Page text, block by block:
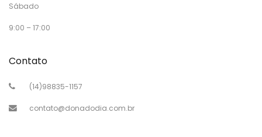
Sábado
9:00 – 17:00
Contato
(14)98835-1157
contato@donadodia.com.br